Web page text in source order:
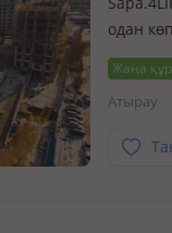
одан
особое
Жаңа
Атырау